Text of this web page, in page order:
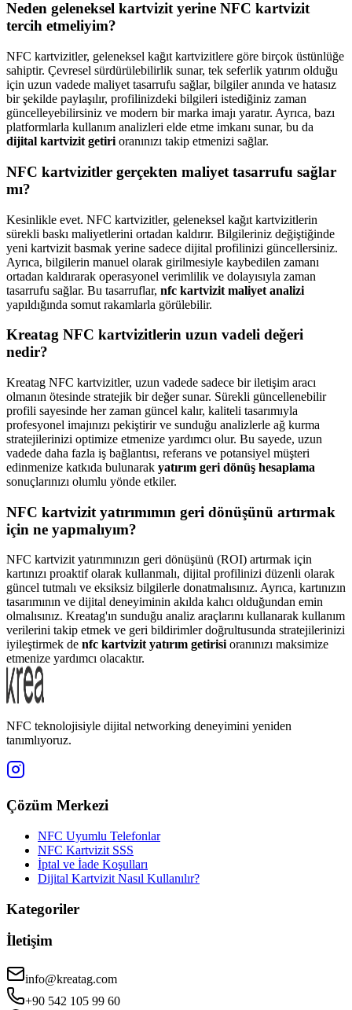
Neden geleneksel kartvizit yerine NFC kartvizit
tercih etmeliyim?
NFC kartvizitler, geleneksel kağıt kartvizitlere göre birçok üstünlüğe
sahiptir. Çevresel sürdürülebilirlik sunar, tek seferlik yatırım olduğu
için uzun vadede maliyet tasarrufu sağlar, bilgiler anında ve hatasız
bir şekilde paylaşılır, profilinizdeki bilgileri istediğiniz zaman
güncelleyebilirsiniz ve modern bir marka imajı yaratır. Ayrıca, bazı
platformlarla kullanım analizleri elde etme imkanı sunar, bu da
dijital kartvizit getiri oranınızı takip etmenizi sağlar.
NFC kartvizitler gerçekten maliyet tasarrufu sağlar
mı?
Kesinlikle evet. NFC kartvizitler, geleneksel kağıt kartvizitlerin
sürekli baskı maliyetlerini ortadan kaldırır. Bilgileriniz değiştiğinde
yeni kartvizit basmak yerine sadece dijital profilinizi güncellersiniz.
Ayrıca, bilgilerin manuel olarak girilmesiyle kaybedilen zamanı
ortadan kaldırarak operasyonel verimlilik ve dolayısıyla zaman
tasarrufu sağlar. Bu tasarruflar, nfc kartvizit maliyet analizi
yapıldığında somut rakamlarla görülebilir.
Kreatag NFC kartvizitlerin uzun vadeli değeri
nedir?
Kreatag NFC kartvizitler, uzun vadede sadece bir iletişim aracı
olmanın ötesinde stratejik bir değer sunar. Sürekli güncellenebilir
profili sayesinde her zaman güncel kalır, kaliteli tasarımıyla
profesyonel imajınızı pekiştirir ve sunduğu analizlerle ağ kurma
stratejilerinizi optimize etmenize yardımcı olur. Bu sayede, uzun
vadede daha fazla iş bağlantısı, referans ve potansiyel müşteri
edinmenize katkıda bulunarak yatırım geri dönüş hesaplama
sonuçlarınızı olumlu yönde etkiler.
NFC kartvizit yatırımımın geri dönüşünü artırmak
için ne yapmalıyım?
NFC kartvizit yatırımınızın geri dönüşünü (ROI) artırmak için
kartınızı proaktif olarak kullanmalı, dijital profilinizi düzenli olarak
güncel tutmalı ve eksiksiz bilgilerle donatmalısınız. Ayrıca, kartınızın
tasarımının ve dijital deneyiminin akılda kalıcı olduğundan emin
olmalısınız. Kreatag'ın sunduğu analiz araçlarını kullanarak kullanım
verilerini takip etmek ve geri bildirimler doğrultusunda stratejilerinizi
iyileştirmek de nfc kartvizit yatırım getirisioranınızı maksimize
etmenize yardımcı olacaktır.
NFC teknolojisiyle dijital networking deneyimini yeniden
tanımlıyoruz.
Çözüm Merkezi
NFC Uyumlu Telefonlar
NFC Kartvizit SSS
İptal ve İade Koşulları
Dijital Kartvizit Nasıl Kullanılır?
Kategoriler
İletişim
info@kreatag.com
+90 542 105 99 60